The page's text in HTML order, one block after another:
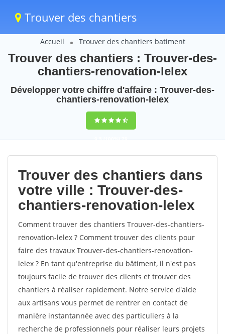
Trouver des chantiers
Accueil Trouver des chantiers batiment
Trouver des chantiers : Trouver-des-
chantiers-renovation-lelex
Développer votre chiffre d'affaire : Trouver-des-
chantiers-renovation-lelex
9,5(100%)79
votes
Trouver des chantiers dans
votre ville : Trouver-des-
chantiers-renovation-lelex
Comment trouver des chantiers Trouver-des-chantiers-
renovation-lelex ? Comment trouver des clients pour
faire des travaux Trouver-des-chantiers-renovation-
lelex ? En tant qu'entreprise du bâtiment, il n'est pas
toujours facile de trouver des clients et trouver des
chantiers à réaliser rapidement. Notre service d'aide
aux artisans vous permet de rentrer en contact de
manière instantannée avec des particuliers à la
recherche de professionnels pour réaliser leurs projets